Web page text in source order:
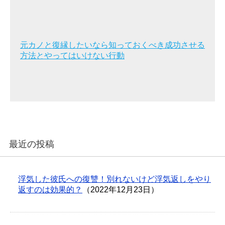
元カノと復縁したいなら知っておくべき成功させる
方法とやってはいけない行動
最近の投稿
浮気した彼氏への復讐！別れないけど浮気返しをやり
返すのは効果的？
（2022年12月23日）